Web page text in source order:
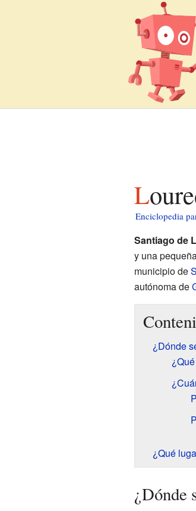
Enciclopedia
Santiago de
y una
municipio de
autónoma de
¿Dónde
¿Qué
¿Dónde